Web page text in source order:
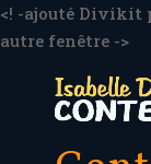
<! -ajouté Divikit
autre fenêtre ->